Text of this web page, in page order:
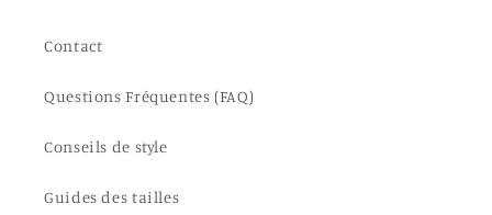
Contact
Questions Fréquentes (FAQ)
Conseils de style
Guides des tailles